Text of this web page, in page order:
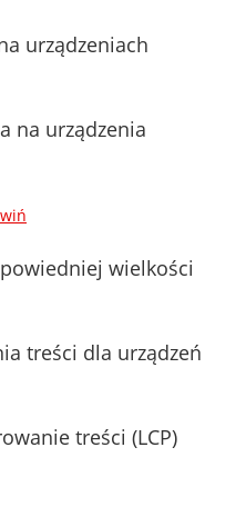
urządzeniach
na urządzenia
wielkości
treści dla urządzeń
treści (LCP)